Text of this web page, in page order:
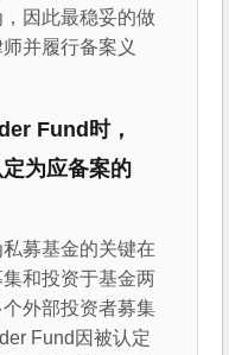
因此最稳妥的做
并履行备案义
Fund时，
为应备案的
募基金的关键在
和投资于基金两
外部投资者募集
Fund因被认定